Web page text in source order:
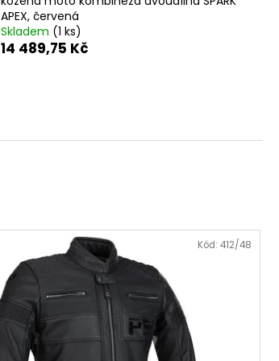
APEX, červená
Skladem (1 ks)
14 489,75 Kč
Kód: 412/48